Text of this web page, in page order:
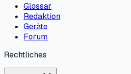
Glossar
Redaktion
Geräte
Forum
Rechtliches